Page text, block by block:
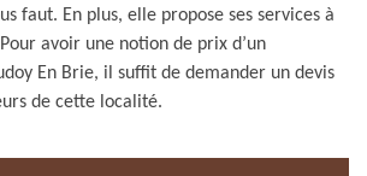
faut. En plus, elle propose ses services à
avoir une notion de prix d’un
En Brie, il suffit de demander un devis
de cette localité.